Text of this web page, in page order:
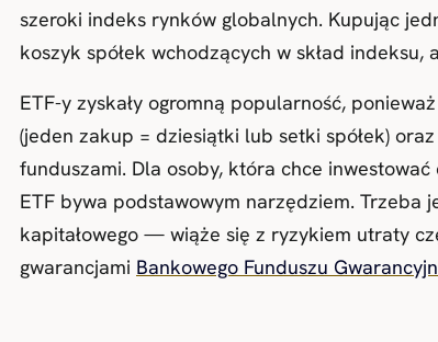
szeroki indeks rynków globalnych. Kupując
koszyk spółek wchodzących w skład indeksu,
ETF-y zyskały ogromną popularność,
(jeden zakup = dziesiątki lub setki spółek) oraz
funduszami. Dla osoby, która chce
ETF bywa podstawowym narzędziem.
kapitałowego — wiąże się z ryzykiem utraty
gwarancjami Bankowego Funduszu